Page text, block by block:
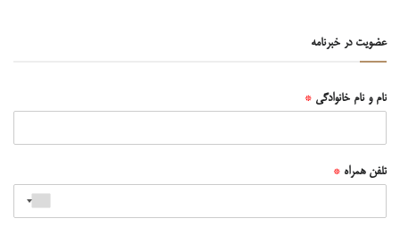
عضویت در خبرنامه
نام و نام خانوادگی *
تلفن همراه *